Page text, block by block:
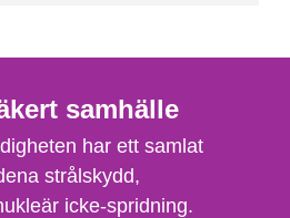
samhälle
har ett samlat
strålskydd,
icke-spridning.